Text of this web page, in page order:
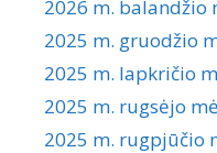
2026 m. balandžio
2025 m. gruodžio
2025 m. lapkričio
2025 m. rugsėjo
2025 m. rugpjūčio